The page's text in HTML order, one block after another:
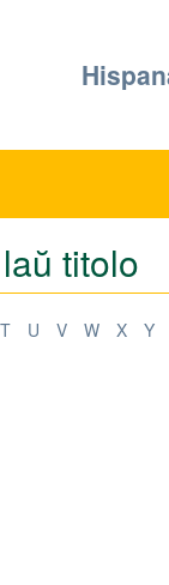
titolo
T U V W X Y